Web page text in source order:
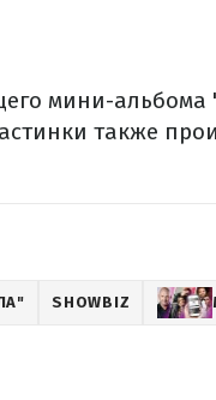
мини-альбома
также
SHOWBIZ